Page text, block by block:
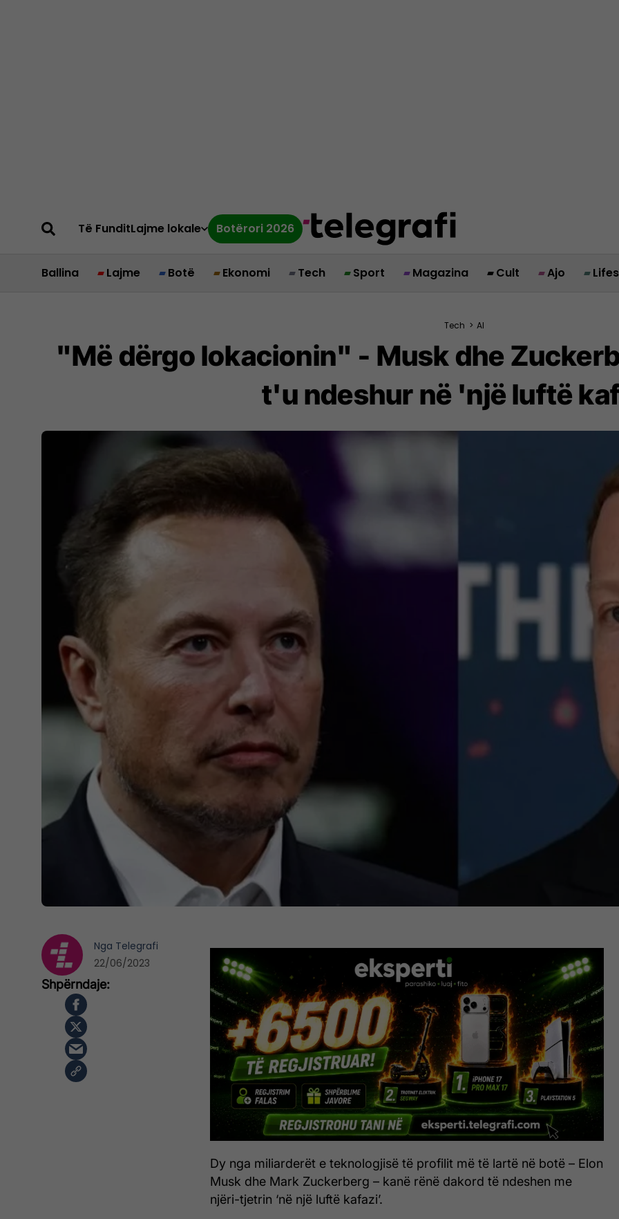
Të FunditLajme lokale Botërori 2026
Ballina Lajme Botë Ekonomi Tech Sport Magazina Cult Ajo
Tech > AI
"Më dërgo lokacionin" - Musk dhe
t'u ndeshur në 'një luftë
Dy nga miliarderët e teknologjisë të profilit më të lartë në botë – Elon
Musk dhe Mark Zuckerberg – kanë rënë dakord të ndeshen me
njëri-tjetrin ‘në një luftë kafazi’.
Nga Telegrafi
22/06/2023